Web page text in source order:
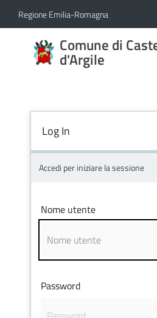
Vai al contenuto
Vai alla navigazione
Vai al footer
Regione Emilia-Romagna
Comune di
d'Argile
Comune
di
Amministrazione
Servizi
Vivere
d'Argile
Log In
Accedi per iniziare la sessione
Nome utente
Password